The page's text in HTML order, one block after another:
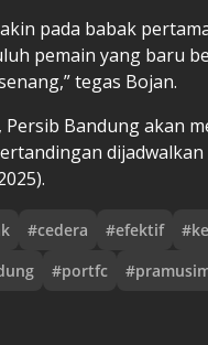
pada babak
pemain yang baru
tegas Bojan.
Persib Bandung akan
#cedera #efektif #
#portfc #